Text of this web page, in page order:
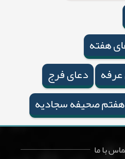
هفته
دعای فرج
صحیفه سجادیه
با ما